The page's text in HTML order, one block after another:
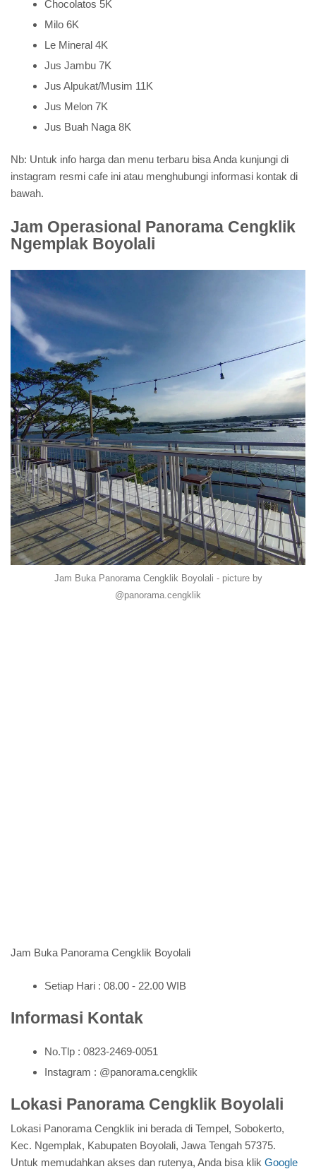
Chocolatos 5K
Milo 6K
Le Mineral 4K
Jus Jambu 7K
Jus Alpukat/Musim 11K
Jus Melon 7K
Jus Buah Naga 8K
Nb: Untuk info harga dan menu terbaru bisa Anda kunjungi di
instagram resmi cafe ini atau menghubungi informasi kontak di
bawah.
Jam Operasional Panorama Cengklik
Ngemplak Boyolali
Jam Buka Panorama Cengklik Boyolali - picture by
@panorama.cengklik
Jam Buka Panorama Cengklik Boyolali
Setiap Hari : 08.00 - 22.00 WIB
Informasi Kontak
No.Tlp : 0823-2469-0051
Instagram : @panorama.cengklik
Lokasi Panorama Cengklik Boyolali
Lokasi Panorama Cengklik ini berada di Tempel, Sobokerto,
Kec. Ngemplak, Kabupaten Boyolali, Jawa Tengah 57375.
Untuk memudahkan akses dan rutenya, Anda bisa klik Google